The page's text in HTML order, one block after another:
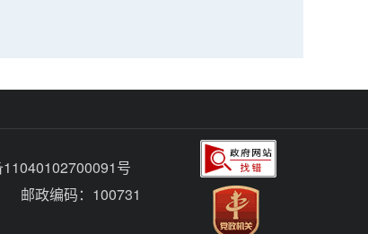
号
邮政编码：100731